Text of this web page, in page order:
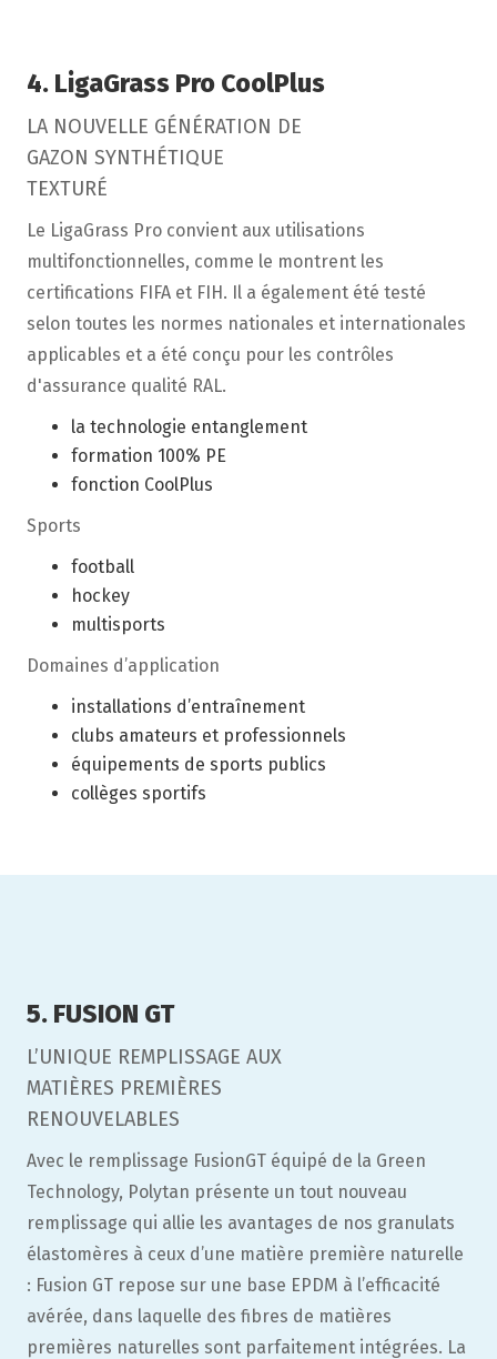
4. LigaGrass Pro CoolPlus
LA NOUVELLE GÉNÉRATION DE
GAZON SYNTHÉTIQUE
TEXTURÉ
Le LigaGrass Pro convient aux utilisations
multifonctionnelles, comme le montrent les
certifications FIFA et FIH. Il a également été testé
selon toutes les normes nationales et internationales
applicables et a été conçu pour les contrôles
d'assurance qualité RAL.
la technologie entanglement
formation 100% PE
fonction CoolPlus
Sports
football
hockey
multisports
Domaines d’application
installations d’entraînement
clubs amateurs et professionnels
équipements de sports publics
collèges sportifs
5. FUSION GT
L’UNIQUE REMPLISSAGE AUX
MATIÈRES PREMIÈRES
RENOUVELABLES
Avec le remplissage FusionGT équipé de la Green
Technology, Polytan présente un tout nouveau
remplissage qui allie les avantages de nos granulats
élastomères à ceux d’une matière première naturelle
: Fusion GT repose sur une base EPDM à l’efficacité
avérée, dans laquelle des fibres de matières
premières naturelles sont parfaitement intégrées. La